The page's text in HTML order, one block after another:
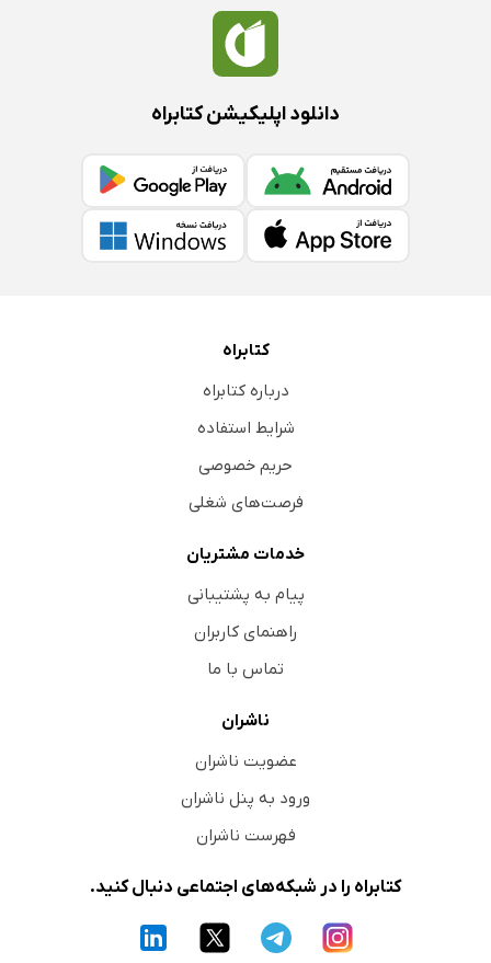
دانلود اپلیکیشن کتابراه
کتابراه
درباره کتابراه
شرایط استفاده
حریم خصوصی
فرصت‌های شغلی
خدمات مشتریان
پیام به پشتیبانی
راهنمای کاربران
تماس با ما
ناشران
عضویت ناشران
ورود به پنل ناشران
فهرست ناشران
کتابراه را در شبکه‌های اجتماعی دنبال کنید.